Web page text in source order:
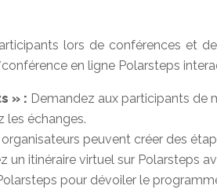
lors de conférences et
en ligne Polarsteps
» : Demandez aux participants de
les échanges.
organisateurs peuvent créer des
un itinéraire virtuel sur Polarsteps
pour dévoiler le